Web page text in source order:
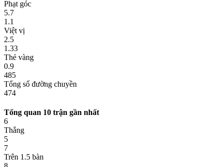
Phạt góc
5.7
1.1
Việt vị
2.5
1.33
Thẻ vàng
0.9
485
Tổng số đường chuyền
474
Tổng quan 10 trận gần nhất
6
Thắng
5
7
Trên 1.5 bàn